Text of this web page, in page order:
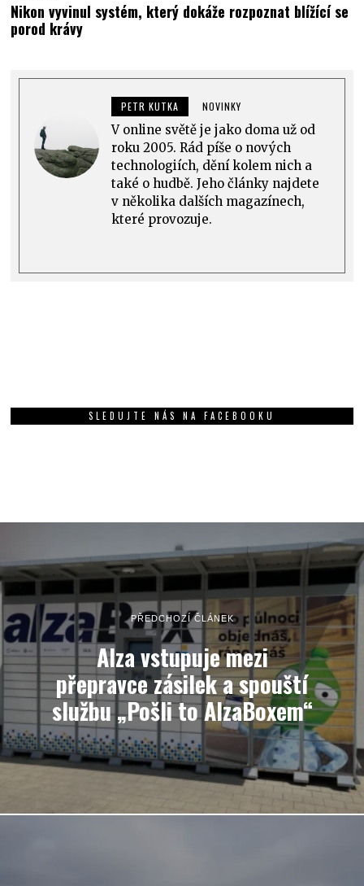
Nikon vyvinul systém, který dokáže rozpoznat blížící se
porod krávy
PETR KUTKA NOVINKY
V online světě je jako doma už od
roku 2005. Rád píše o nových
technologiích, dění kolem nich a
také o hudbě. Jeho články najdete
v několika dalších magazínech,
které provozuje.
SLEDUJTE NÁS NA FACEBOOKU
PŘEDCHOZÍ ČLÁNEK
Alza vstupuje mezi
přepravce zásilek a spouští
službu „Pošli to AlzaBoxem“